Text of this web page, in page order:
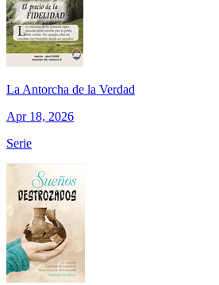
La Antorcha de la Verdad
Apr 18, 2026
Serie